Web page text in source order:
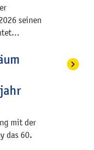
seinen
für einen
an den
mit der
das 60.